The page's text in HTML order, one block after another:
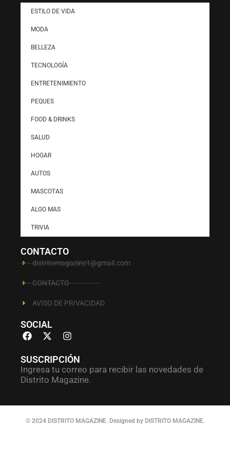
ESTILO DE VIDA
MODA
BELLEZA
TECNOLOGÍA
ENTRETENIMIENTO
PEQUES
FOOD & DRINKS
SALUD
HOGAR
AUTOS
MASCOTAS
ALGO MAS
TRIVIA
CONTACTO
distritomagazine1@gmail.com
CONTACTO
AVISO DE PRIVACIDAD
SOCIAL
SUSCRIPCIÓN
Ingresa tu correo para recibir las novedades de
Distrito Magazine.
© 2024 DISTRITO MAGAZINE. Designed by DISTRITO MAGAZINE.